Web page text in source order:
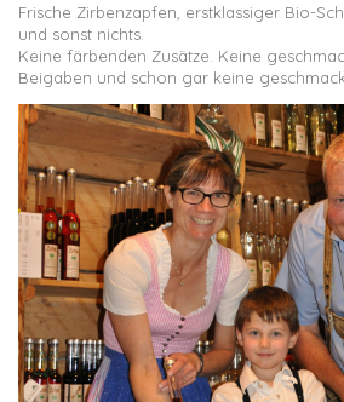
Frische Zirbenzapfen, erstklassiger Bio-
und sonst nichts.
Keine färbenden Zusätze. Keine
Beigaben und schon gar keine